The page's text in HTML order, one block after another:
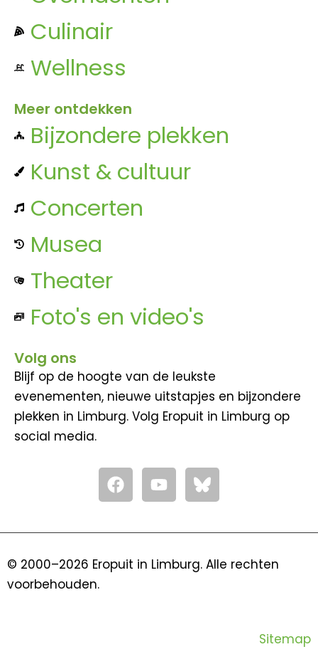
Culinair
Wellness
Meer ontdekken
Bijzondere plekken
Kunst & cultuur
Concerten
Musea
Theater
Foto's en video's
Volg ons
Blijf op de hoogte van de leukste
evenementen, nieuwe uitstapjes en bijzondere
plekken in Limburg. Volg Eropuit in Limburg op
social media.
F
a
c
o
Y
o
u
b
© 2000–2026 Eropuit in Limburg. Alle rechten
voorbehouden.
Sitemap